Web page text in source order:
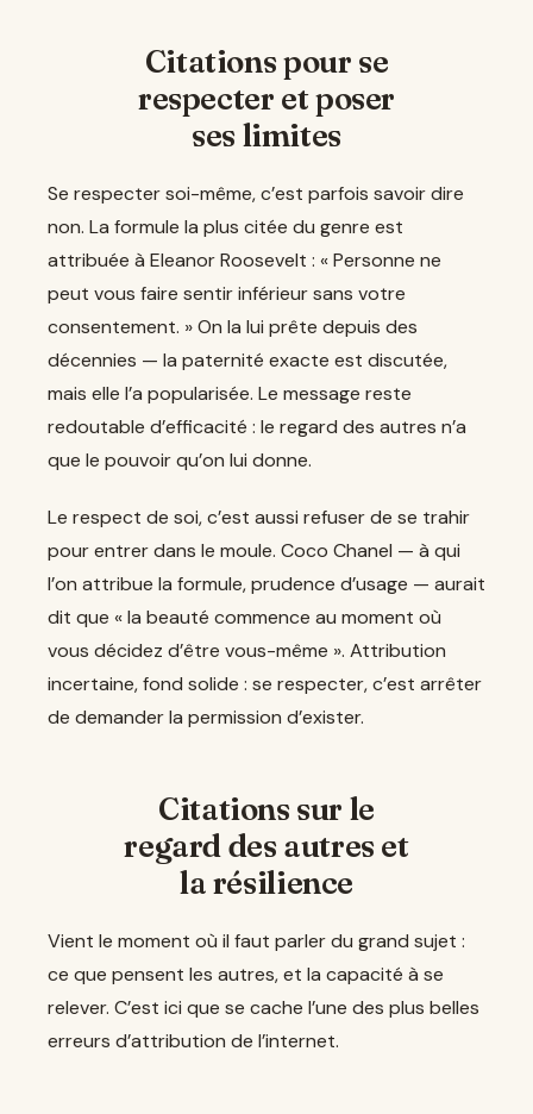
Citations pour se
respecter et poser
ses limites
Se respecter soi-même, c’est parfois savoir dire
non. La formule la plus citée du genre est
attribuée à Eleanor Roosevelt : « Personne ne
peut vous faire sentir inférieur sans votre
consentement. » On la lui prête depuis des
décennies — la paternité exacte est discutée,
mais elle l’a popularisée. Le message reste
redoutable d’efficacité : le regard des autres n’a
que le pouvoir qu’on lui donne.
Le respect de soi, c’est aussi refuser de se trahir
pour entrer dans le moule. Coco Chanel — à qui
l’on attribue la formule, prudence d’usage — aurait
dit que « la beauté commence au moment où
vous décidez d’être vous-même ». Attribution
incertaine, fond solide : se respecter, c’est arrêter
de demander la permission d’exister.
Citations sur le
regard des autres et
la résilience
Vient le moment où il faut parler du grand sujet :
ce que pensent les autres, et la capacité à se
relever. C’est ici que se cache l’une des plus belles
erreurs d’attribution de l’internet.